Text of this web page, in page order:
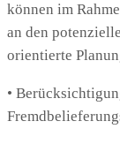
können im
an den
orientierte
•